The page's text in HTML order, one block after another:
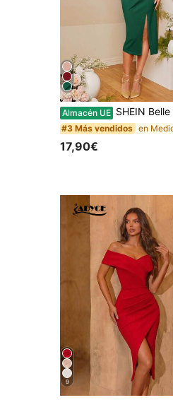
Almacén UE SHEIN Belle Vestido de dama de honor con abertura en el muslo, elegante vestido formal de
#3 Más vendidos
17,90€
9